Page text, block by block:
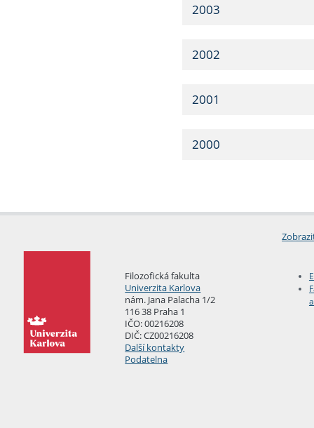
2003
2002
2001
2000
Filozofická fakulta
Univerzita Karlova
nám. Jana Palacha 1/2
116 38 Praha 1
IČO: 00216208
DIČ: CZ00216208
Další kontakty
Podatelna